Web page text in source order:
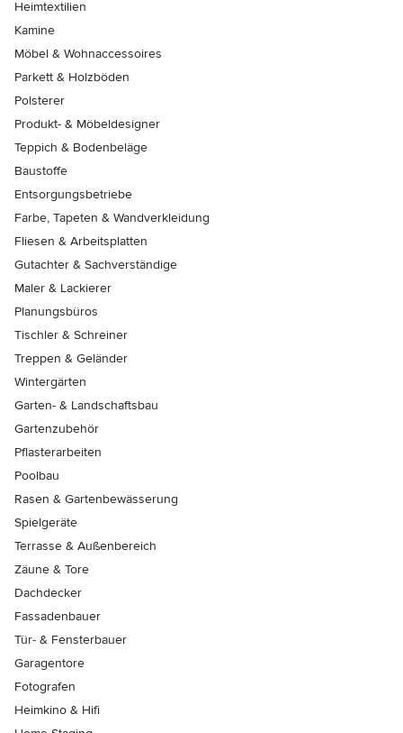
Heimtextilien
Kamine
Möbel & Wohnaccessoires
Parkett & Holzböden
Polsterer
Produkt- & Möbeldesigner
Teppich & Bodenbeläge
Baustoffe
Entsorgungsbetriebe
Farbe, Tapeten & Wandverkleidung
Fliesen & Arbeitsplatten
Gutachter & Sachverständige
Maler & Lackierer
Planungsbüros
Tischler & Schreiner
Treppen & Geländer
Wintergärten
Garten- & Landschaftsbau
Gartenzubehör
Pflasterarbeiten
Poolbau
Rasen & Gartenbewässerung
Spielgeräte
Terrasse & Außenbereich
Zäune & Tore
Dachdecker
Fassadenbauer
Tür- & Fensterbauer
Garagentore
Fotografen
Heimkino & Hifi